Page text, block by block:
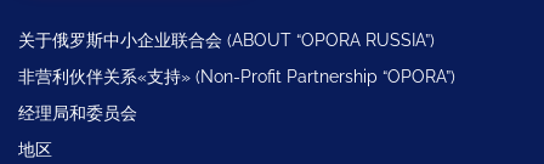
关于俄罗斯中小企业联合会 (ABOUT “OPORA RUSSIA”)
非营利伙伴关系«支持» (Non-Profit Partnership “OPORA”)
经理局和委员会
地区